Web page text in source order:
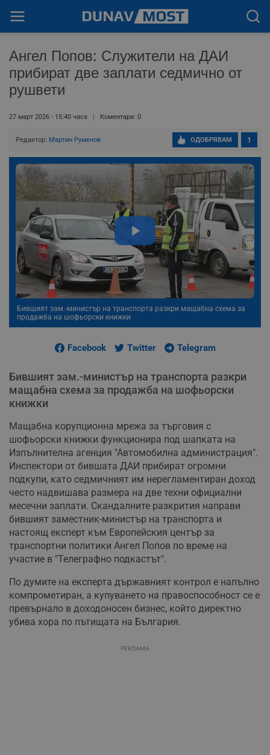
Ангел Попов: Служители на ДАИ
прибират две заплати седмично от
рушвети
27 март 2026 - 15:40 часа Коментари: 0
Редактор: Мартин Руменов 1
ОДОБРЯВАМ
Бившият зам.-министър на транспорта разкри мащабна схема за
продажба на шофьорски книжки
Facebook Twitter Telegram
Бившият зам.-министър на транспорта разкри
мащабна схема за продажба на шофьорски
книжки
Мащабна корупционна мрежа за търговия с
шофьорски книжки функционира под шапката на
Изпълнителна агенция "Автомобилна администрация".
Инспектори от бившата ДАИ прибират огромни
подкупи, като седмичният им нерегламентиран доход
често надвишава размера на две техни официални
месечни заплати. Скандалните разкрития направи
бившият заместник-министър на транспорта и
настоящ експерт към Европейския център за
транспортни политики Ангел Попов по време на
участие в "Телеграфно подкастът".
По думите на експерта държавният контрол е напълно
компрометиран, а купуването на правоспособност се е
превърнало в доходоносен бизнес, който директно
убива хора по пътищата на България.
РЕКЛАМА